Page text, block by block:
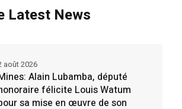
Latest News
Alain Lubamba, député
félicite Louis Watum
sa mise en œuvre de son
août 2026